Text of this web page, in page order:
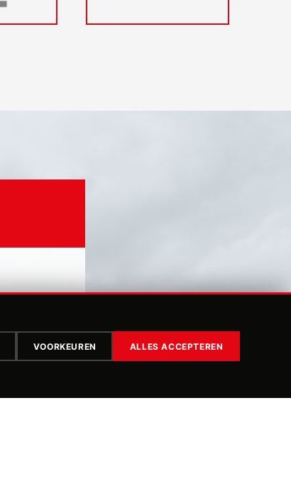
VOORKEUREN ALLES ACCEPTEREN